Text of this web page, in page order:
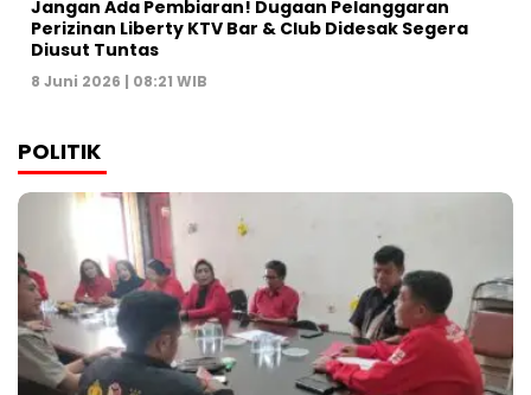
Jangan Ada Pembiaran! Dugaan Pelanggaran
Perizinan Liberty KTV Bar & Club Didesak Segera
Diusut Tuntas
8 Juni 2026 | 08:21 WIB
POLITIK